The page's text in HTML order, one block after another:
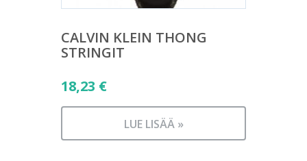
CALVIN KLEIN THONG
STRINGIT
18,23 €
LUE LISÄÄ »